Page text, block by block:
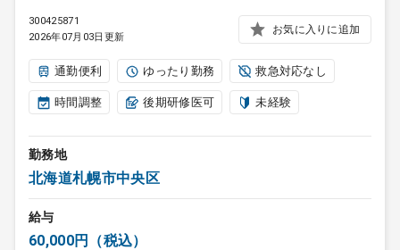
300425871
2026年07月03日更新
お気に入りに追加
通勤便利 ゆったり勤務 救急対応なし
時間調整 後期研修医可 未経験
勤務地
北海道札幌市中央区
給与
60,000円（税込）